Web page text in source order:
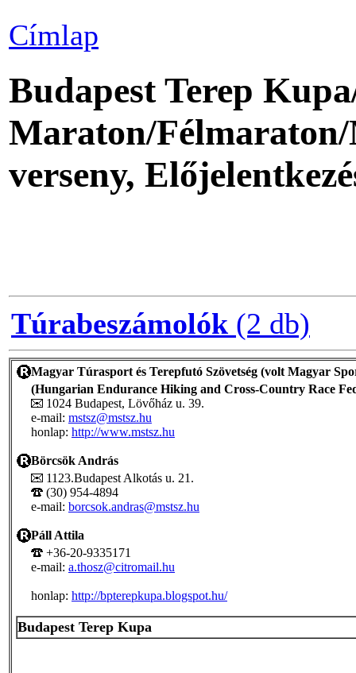
Címlap
Budapest Terep
Maraton/
verseny,
Túrabeszámolók (2 db)
Magyar Túrasport és Terepfutó Szövetség (volt Magyar
(Hungarian Endurance Hiking and Cross-Country Race
1024 Budapest, Lövőház u. 39.
e-mail: mstsz@mstsz.hu
honlap: http://www.mstsz.hu
Börcsök András
1123.Budapest Alkotás u. 21.
(30) 954-4894
e-mail: borcsok.andras@mstsz.hu
Páll Attila
+36-20-9335171
e-mail: a.thosz@citromail.hu
honlap: http://bpterepkupa.blogspot.hu/
Budapest Terep Kupa